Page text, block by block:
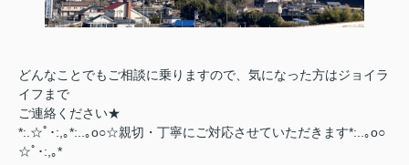
どんなことでもご相談に乗りますので、気になった方はジョイラ
イフまで
ご連絡ください★
*:.☆ﾟ･:,｡*:..｡o○☆親切・丁寧にご対応させていただきます*:..｡o○
☆ﾟ･:,｡*